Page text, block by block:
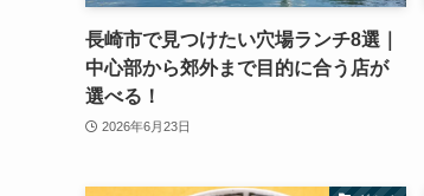
長崎市で見つけたい穴場ランチ8選｜
中心部から郊外まで目的に合う店が
選べる！
2026年6月23日